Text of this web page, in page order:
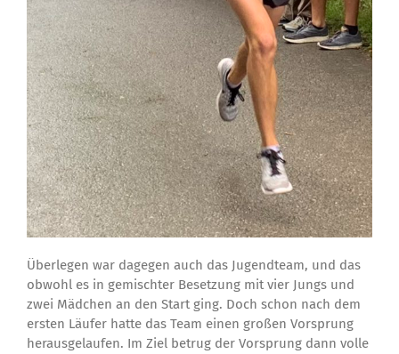
Überlegen war dagegen auch das Jugendteam, und das
obwohl es in gemischter Besetzung mit vier Jungs und
zwei Mädchen an den Start ging. Doch schon nach dem
ersten Läufer hatte das Team einen großen Vorsprung
herausgelaufen. Im Ziel betrug der Vorsprung dann volle